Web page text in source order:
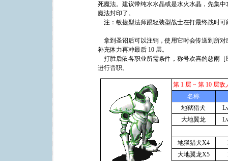
死魔法。建议带纯水水晶或是水火水晶，先集
魔法封印了。
注：敏捷型法师跟轻装型战士在打最终战时可
拿到圣诏后可以注销，使用它时会传送到所
补充体力再冲最后 10 层。
打胜后依各职业所需条件，称号欢喜的慈雨［
进行晋职。
第 1 层 ~ 第 10 层敌
名称
地狱猎犬
大地翼龙
地狱猎犬X4
大地翼龙X5